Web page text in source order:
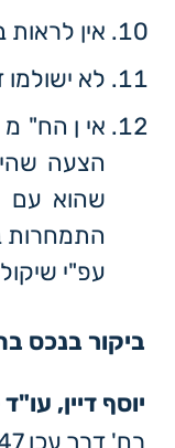
אין לראות
לא ישולמו
אין
הצעה
שהוא עם
התמחרות
עפ"י
ביקור בנכס
יוסף דיין,
רח' דרך עכו 47, קרית מוצקין